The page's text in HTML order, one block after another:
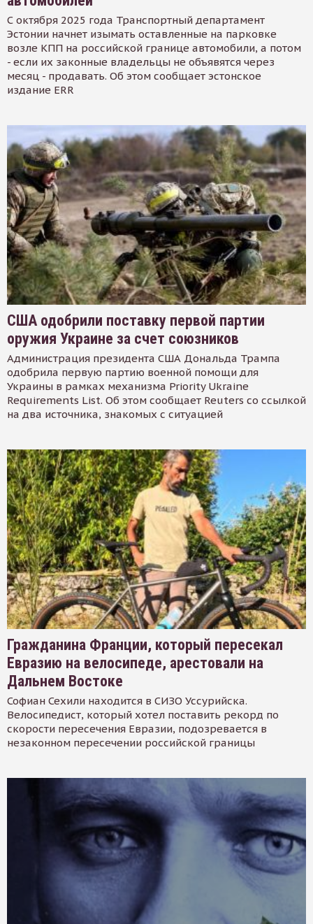
С октября 2025 года Транспортный департамент
Эстонии начнет изымать оставленные на парковке
возле КПП на российской границе автомобили, а потом
- если их законные владельцы не объявятся через
месяц - продавать. Об этом сообщает эстонское
издание ERR
США одобрили поставку первой партии
оружия Украине за счет союзников
Администрация президента США Дональда Трампа
одобрила первую партию военной помощи для
Украины в рамках механизма Priority Ukraine
Requirements List. Об этом сообщает Reuters со ссылкой
на два источника, знакомых с ситуацией
Гражданина Франции, который пересекал
Евразию на велосипеде, арестовали на
Дальнем Востоке
Софиан Сехили находится в СИЗО Уссурийска.
Велосипедист, который хотел поставить рекорд по
скорости пересечения Евразии, подозревается в
незаконном пересечении российской границы